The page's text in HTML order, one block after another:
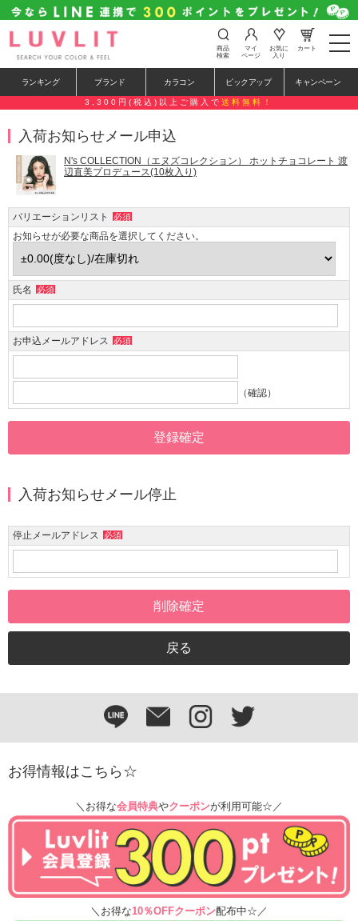
t
o
e
n
g
o
商品
検索
マイ
ページ
お気に
入り
カート
ランキング ブランド カラコン ピックアップ キャンペーン
3,300円(税込)以上ご購入で 送料無料！
入荷お知らせメール申込
N's COLLECTION（エヌズコレクション） ホットチョコレート 渡
辺直美プロデュース(10枚入り)
バリエーションリスト 必須
お知らせが必要な商品を選択してください。
氏名 必須
お申込メールアドレス 必須
（確認）
入荷お知らせメール停止
停止メールアドレス 必須
お得情報はこちら☆
＼お得な会員特典やクーポンが利用可能☆／
＼お得な10％OFFクーポン配布中☆／